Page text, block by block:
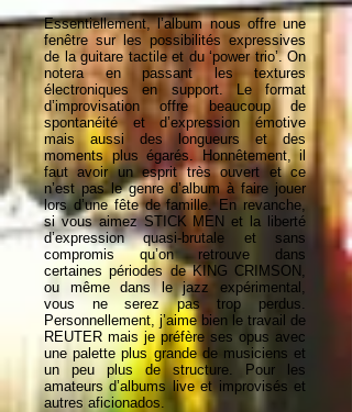
Essentiellement, l’album nous offre une
fenêtre sur les possibilités expressives
de la guitare tactile et du ‘power trio’. On
notera en passant les textures
électroniques en support. Le format
d’improvisation offre beaucoup de
spontanéité et d’expression émotive
mais aussi des longueurs et des
moments plus égarés. Honnêtement, il
faut avoir un esprit très ouvert et ce
n’est pas le genre d’album à faire jouer
lors d’une fête de famille. En revanche,
si vous aimez STICK MEN et la liberté
d’expression quasi-brutale et sans
compromis qu’on retrouve dans
certaines périodes de KING CRIMSON,
ou même dans le jazz expérimental,
vous ne serez pas trop perdus.
Personnellement, j’aime bien le travail de
REUTER mais je préfère ses opus avec
une palette plus grande de musiciens et
un peu plus de structure. Pour les
amateurs d’albums live et improvisés et
autres aficionados.